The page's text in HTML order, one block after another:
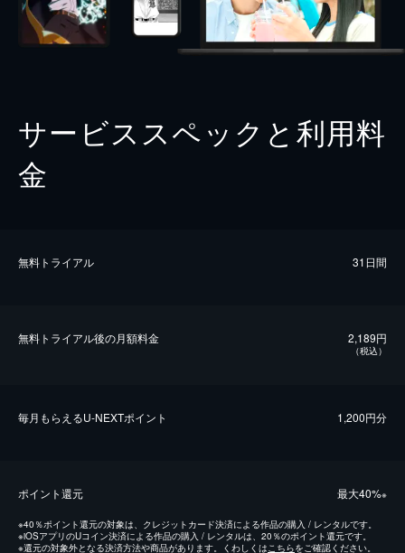
サービススペックと利用料
金
無料トライアル 31日間
無料トライアル後の⽉額料金 2,189円
（税込）
毎⽉もらえるU-NEXTポイント 1,200円分
ポイント還元 最⼤40%※
※40％ポイント還元の対象は、クレジットカード決済による作品の購入 / レンタルです。
※iOSアプリのUコイン決済による作品の購入 / レンタルは、20％のポイント還元です。
※還元の対象外となる決済方法や商品があります。くわしくはこちらをご確認ください。